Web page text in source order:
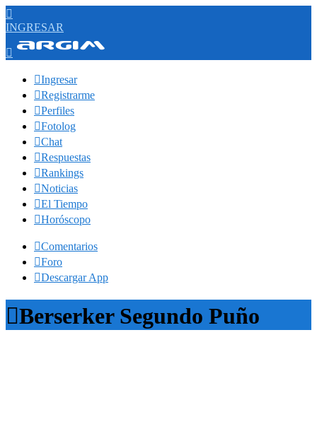

INGRESAR

Ingresar
Registrarme
Perfiles
Fotolog
Chat
Respuestas
Rankings
Noticias
El Tiempo
Horóscopo
Comentarios
Foro
Descargar App
Berserker Segundo Puño